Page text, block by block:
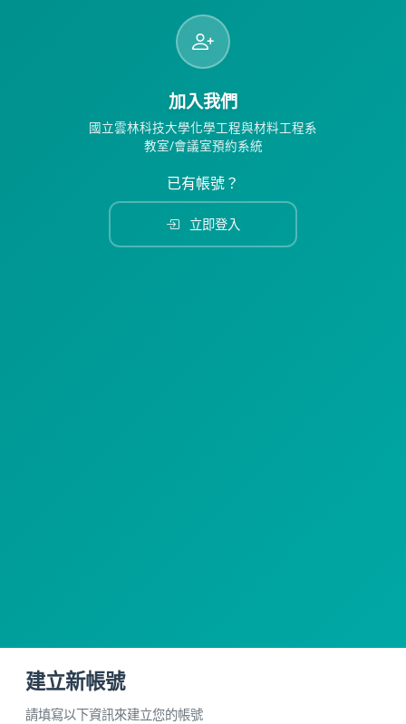
加入我們
國立雲林科技大學化學工程與材料工程系
教室/會議室預約系統
已有帳號？
立即登入
建立新帳號
請填寫以下資訊來建立您的帳號